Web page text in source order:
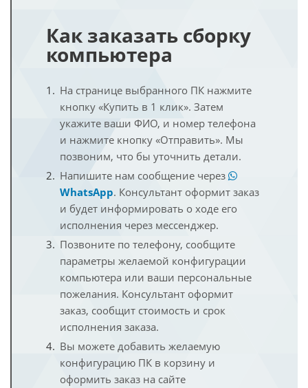
Как заказать сборку
компьютера
На странице выбранного ПК нажмите
кнопку «Купить в 1 клик». Затем
укажите ваши ФИО, и номер телефона
и нажмите кнопку «Отправить». Мы
позвоним, что бы уточнить детали.
Напишите нам сообщение через
WhatsApp. Консультант оформит заказ
и будет информировать о ходе его
исполнения через мессенджер.
Позвоните по телефону, сообщите
параметры желаемой конфигурации
компьютера или ваши персональные
пожелания. Консультант оформит
заказ, сообщит стоимость и срок
исполнения заказа.
Вы можете добавить желаемую
конфигурацию ПК в корзину и
оформить заказ на сайте